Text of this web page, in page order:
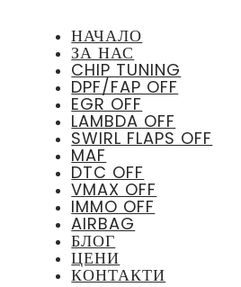
НАЧАЛО
ЗА НАС
CHIP TUNING
DPF/FAP OFF
EGR OFF
LAMBDA OFF
SWIRL FLAPS OFF
MAF
DTC OFF
VMAX OFF
IMMO OFF
AIRBAG
БЛОГ
ЦЕНИ
КОНТАКТИ